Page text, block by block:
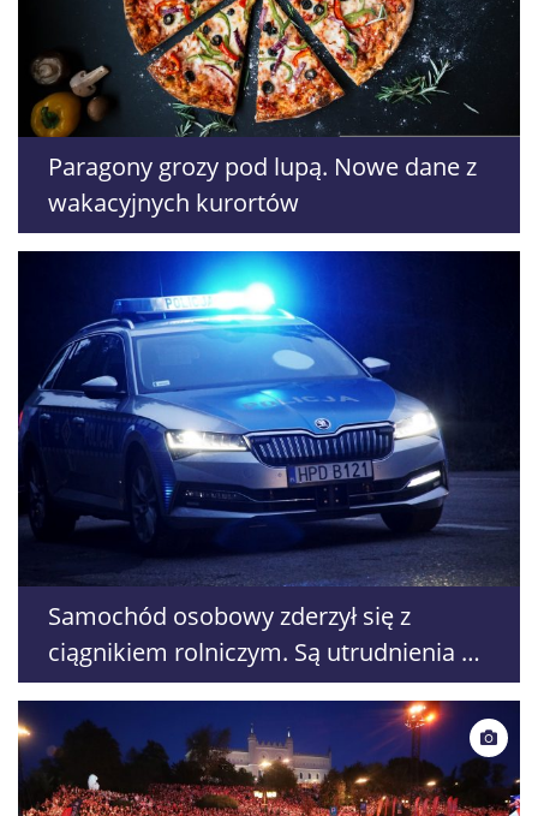
Paragony grozy pod lupą. Nowe dane z
wakacyjnych kurortów
Samochód osobowy zderzył się z
ciągnikiem rolniczym. Są utrudnienia na
DK19